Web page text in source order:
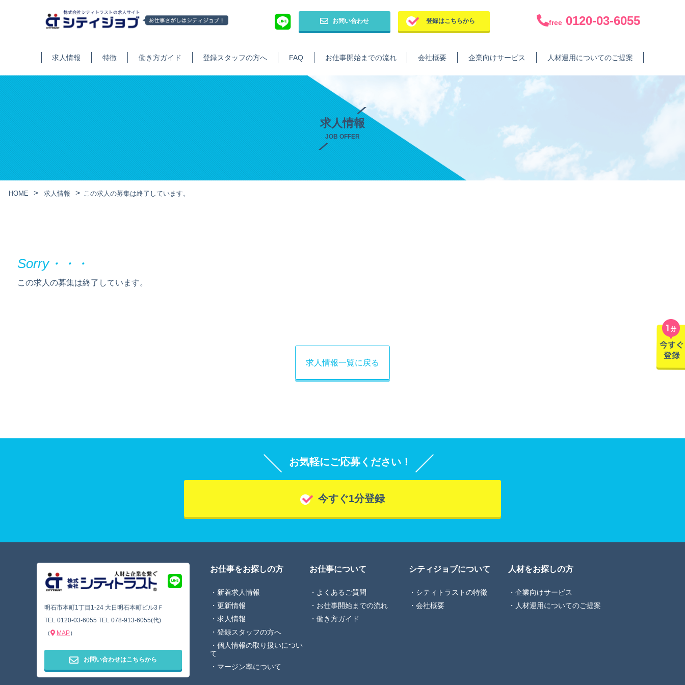
お問い合わせ 登録はこちらから free 0120-03-6055
求人情報 特徴 働き方ガイド 登録スタッフの方へ FAQ お仕事開始までの流れ 会社概要 企業向けサービス 人材運用についてのご提案
求人情報
JOB OFFER
HOME 求人情報 この求人の募集は終了しています。
この求人の募集は終了しています。
求人情報一覧に戻る
お気軽にご応募ください！
今すぐ1分登録
明石市本町1丁目1-24 大日明石本町ビル3Ｆ
TEL 0120-03-6055 TEL 078-913-6055(代)
（
MAP）
お問い合わせはこちらから
お仕事をお探しの方
新着求人情報
更新情報
求人情報
登録スタッフの方へ
個人情報の取り扱いについ
て
マージン率について
お仕事について
よくあるご質問
お仕事開始までの流れ
働き方ガイド
シティジョブについて
シティトラストの特徴
会社概要
人材をお探しの方
企業向けサービス
人材運用についてのご提案